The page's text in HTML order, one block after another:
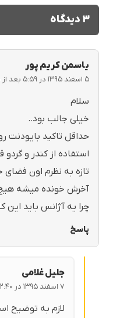
۳ دیدگاه
یاسمن کریم پور
۵ اسفند ۱۳۹۵ در ۵:۵۹ بعد از ظهر
سلام
خیلی جالب بود..
حداقل تاکید بایودنت
استفاده از کندر و
تازه به نظرم اون
آخرش خونده میشه
چرا یه آژانس باید این
پاسخ
جلیل غلامی
۷ اسفند ۱۳۹۵ در ۲:۴۰ بعد از ظهر
لازم به توضیح